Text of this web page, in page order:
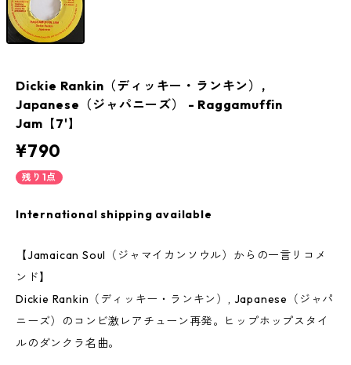
Dickie Rankin（ディッキー・ランキン）,
Japanese（ジャパニーズ） - Raggamuffin
Jam【7'】
¥790
残り1点
International shipping available
【Jamaican Soul（ジャマイカンソウル）からの一言リコメ
ンド】
Dickie Rankin（ディッキー・ランキン）, Japanese（ジャパ
ニーズ）のコンビ激レアチューン再発。ヒップホップスタイ
ルのダンクラ名曲。